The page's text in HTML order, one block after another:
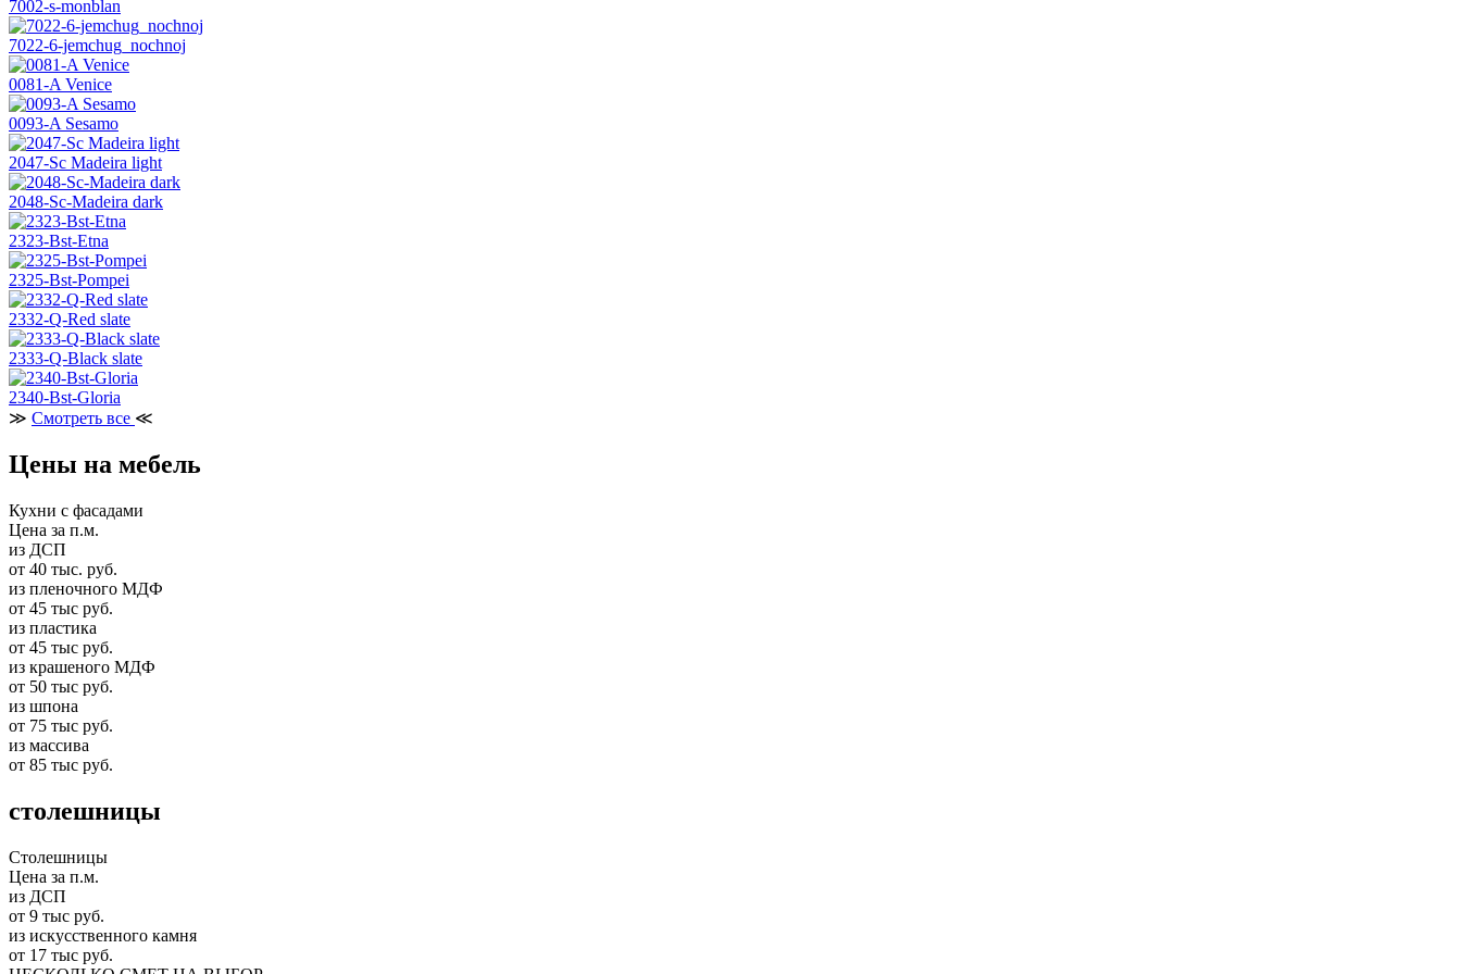
7002-s-monblan
7022-6-jemchug_nochnoj
0081-A Venice
0093-A Sesamo
2047-Sc Madeira light
2048-Sc-Madeira dark
2323-Bst-Etna
2325-Bst-Pompei
2332-Q-Red slate
2333-Q-Black slate
2340-Bst-Gloria
≫ Смотреть все ≪
Цены на мебель
Кухни с фасадами
Цена за п.м.
из ДСП
от 40 тыс. руб.
из пленочного МДФ
от 45 тыс руб.
из пластика
от 45 тыс руб.
из крашеного МДФ
от 50 тыс руб.
из шпона
от 75 тыс руб.
из массива
от 85 тыс руб.
столешницы
Столешницы
Цена за п.м.
из ДСП
от 9 тыс руб.
из искусственного камня
от 17 тыс руб.